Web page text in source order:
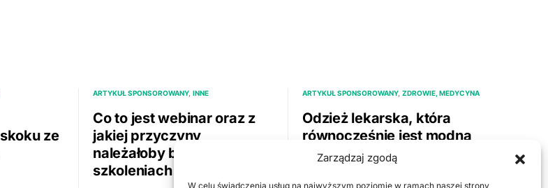
Zarządzaj zgodą
W celu świadczenia usług na najwyższym poziomie w ramach naszej strony
ze
ARTYKUŁ SPONSOROWANY INNE
Co to jest webinar oraz z
jakiej przyczyny
należałoby brać udział w
szkoleniach online?
ARTYKUŁ SPONSOROWANY ZDROWIE, MEDYCYNA
Odzież lekarska, która
równocześnie jest modna
Oryginalnie wykonana odzież